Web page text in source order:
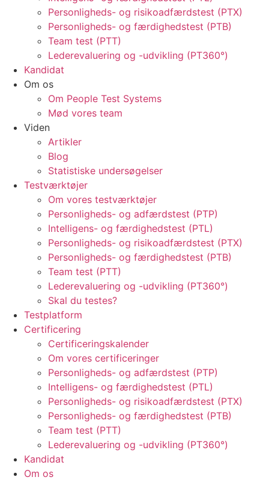
Personligheds- og risikoadfærdstest (PTX)
Personligheds- og færdighedstest (PTB)
Team test (PTT)
Lederevaluering og -udvikling (PT360°)
Kandidat
Om os
Om People Test Systems
Mød vores team
Viden
Artikler
Blog
Statistiske undersøgelser
Testværktøjer
Om vores testværktøjer
Personligheds- og adfærdstest (PTP)
Intelligens- og færdighedstest (PTL)
Personligheds- og risikoadfærdstest (PTX)
Personligheds- og færdighedstest (PTB)
Team test (PTT)
Lederevaluering og -udvikling (PT360°)
Skal du testes?
Testplatform
Certificering
Certificeringskalender
Om vores certificeringer
Personligheds- og adfærdstest (PTP)
Intelligens- og færdighedstest (PTL)
Personligheds- og risikoadfærdstest (PTX)
Personligheds- og færdighedstest (PTB)
Team test (PTT)
Lederevaluering og -udvikling (PT360°)
Kandidat
Om os